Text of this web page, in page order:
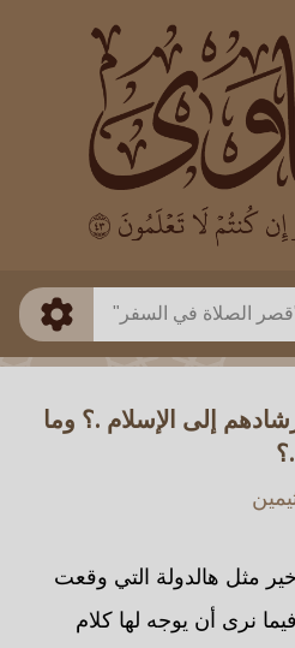
طريقة البحث
ذكي
إلى الإسلام .؟ وما
مثل هالدولة التي وقعت
نرى أن يوجه لها كلام